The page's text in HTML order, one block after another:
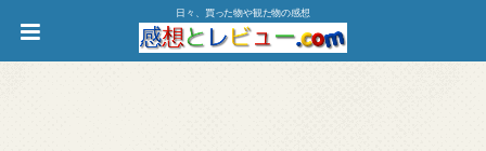
日々、買った物や観た物の感想